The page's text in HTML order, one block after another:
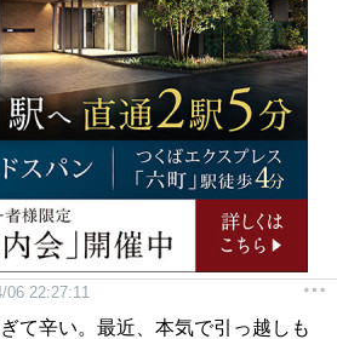
06 22:27:11
て辛い。最近、本気で引っ越しも